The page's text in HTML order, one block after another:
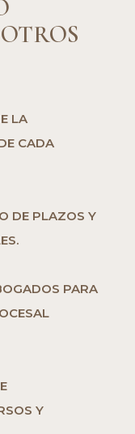
LA
CADA
DE PLAZOS Y
PARA
Y